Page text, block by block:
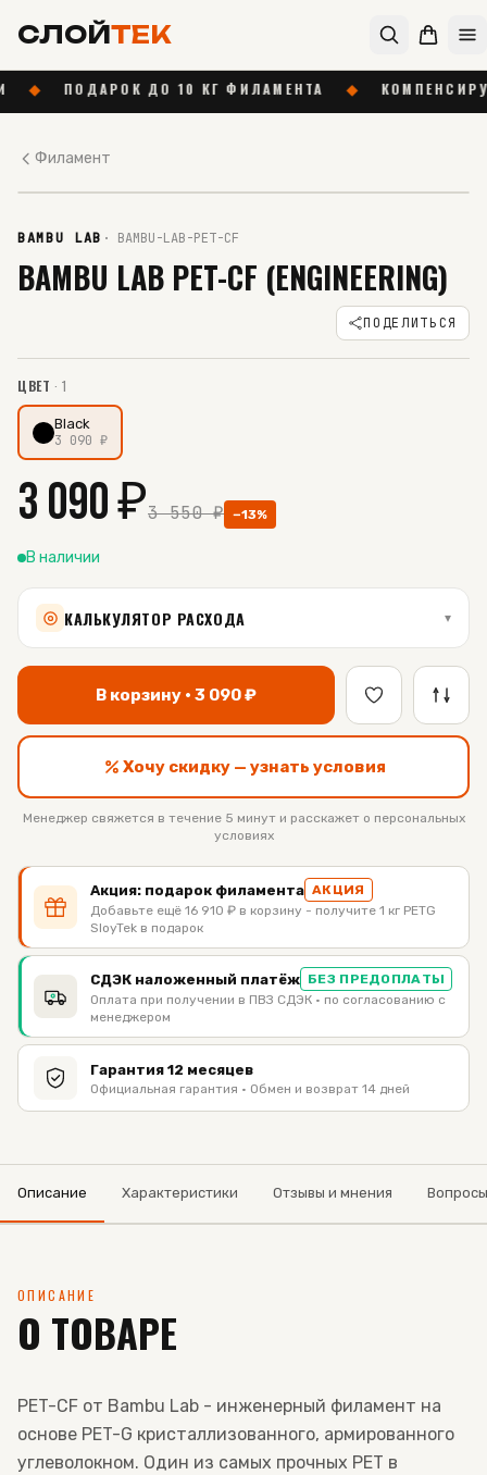
СЛОЙТЕК
ДО 10 КГ ФИЛАМЕНТА ◆ КОМПЕНСИРУЕМ
Филамент
BAMBU LAB · BAMBU-LAB-PET-CF
BAMBU LAB PET-CF (ENGINEERING)
ПОДЕЛИТЬСЯ
ЦВЕТ ·1
Black
3 090 ₽
3 090₽3 550₽ −13%
В наличии
КАЛЬКУЛЯТОР РАСХОДА ▾
В корзину · 3 090₽
Хочу скидку — узнать условия
Менеджер свяжется в течение 5 минут и расскажет о персональных
условиях
Акция: подарок филамента АКЦИЯ
Добавьте ещё 16 910 ₽ в корзину - получите 1 кг PETG
SloyTek в подарок
СДЭК наложенный платёж БЕЗ ПРЕДОПЛАТЫ
Оплата при получении в ПВЗ СДЭК · по согласованию с
менеджером
Гарантия 12 месяцев
Официальная гарантия · Обмен и возврат 14 дней
Описание Характеристики Отзывы и мнения Вопросы
ОПИСАНИЕ
О ТОВАРЕ
PET-CF от Bambu Lab - инженерный филамент на
основе PET-G кристаллизованного, армированного
углеволокном. Один из самых прочных PET в